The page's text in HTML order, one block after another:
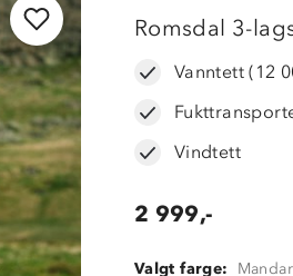
Romsdal 3-
Vanntett (12
Vindtett
2 999,-
Valgt farge: